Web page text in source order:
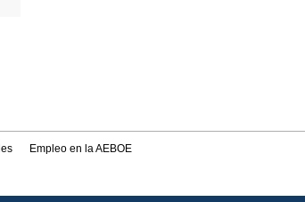
Empleo en la AEBOE